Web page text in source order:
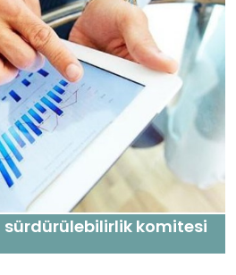
sürdürülebilirlik komitesi